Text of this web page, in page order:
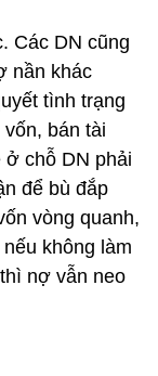
Các DN cũng
nần khác
tình trạng
bán tài
ở chỗ DN phải
để bù đắp
vòng quanh,
không làm
nợ vẫn neo